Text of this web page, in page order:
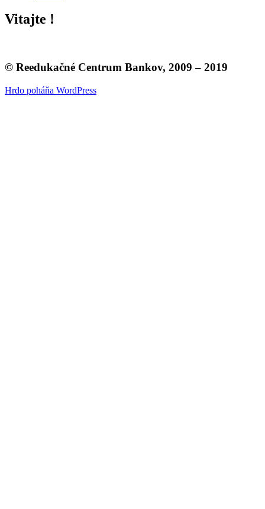
Vitajte !
© Reedukačné Centrum Bankov, 2009 – 2019
Hrdo poháňa WordPress